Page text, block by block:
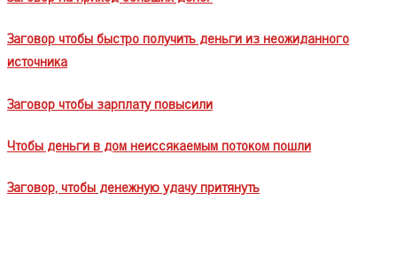
Заговор чтобы быстро получить деньги из неожиданного
источника
Заговор чтобы зарплату повысили
Чтобы деньги в дом неиссякаемым потоком пошли
Заговор, чтобы денежную удачу притянуть